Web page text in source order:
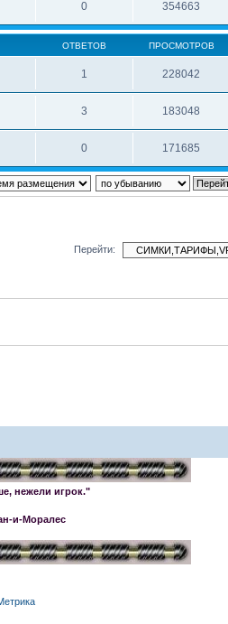
0 354663
ОТВЕТОВ ПРОСМОТРОВ
1 228042
3 183048
0 171685
Перейти:
нежели игрок."
и-Моралес